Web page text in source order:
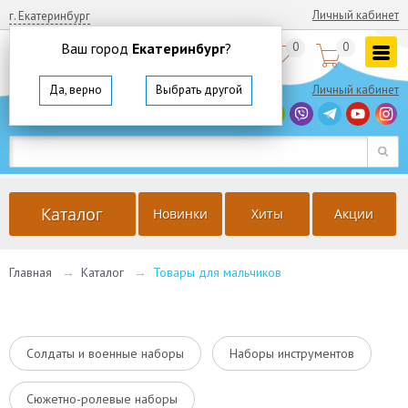
Личный кабинет
г. Екатеринбург
Ваш город Екатеринбург?
Да, верно Выбрать другой
0
 0
(800) 350 64 57
Личный кабинет
Ваш городЕкатеринбург?
Каталог Новинки Хиты Акции
Главная → Каталог → Товары для мальчиков
Солдаты и военные наборы Наборы инструментов
Сюжетно-ролевые наборы